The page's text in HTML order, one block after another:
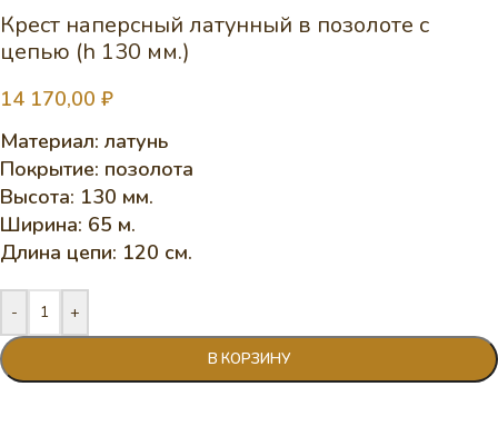
Крест наперсный латунный в позолоте с
цепью (h 130 мм.)
14 170,00 ₽
Материал: латунь
Покрытие: позолота
Высота: 130 мм.
Ширина: 65 м.
Длина цепи: 120 см.
- +
В КОРЗИНУ